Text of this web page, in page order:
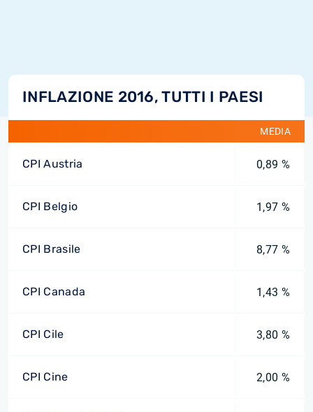
INFLAZIONE 2016, TUTTI I PAESI
MEDIA
CPI Austria 0,89 %
CPI Belgio 1,97 %
CPI Brasile 8,77 %
CPI Canada 1,43 %
CPI Cile 3,80 %
CPI Cine 2,00 %